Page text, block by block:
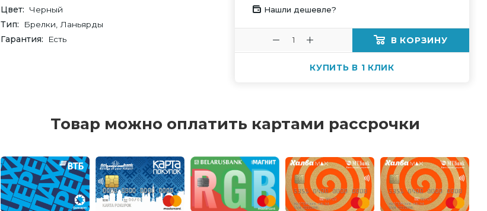
Цвет
Черный
Тип
Брелки, Ланьярды
Гарантия
Есть
Нашли дешевле?
В КОРЗИНУ
КУПИТЬ В 1 КЛИК
Товар можно оплатить картами рассрочки